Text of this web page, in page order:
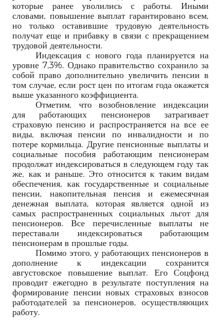
которые ранее уволились с работы. Иными
словами, повышение выплат гарантировано всем,
но только оставившие трудовую деятельность
получат еще и прибавку в связи с прекращением
трудовой деятельности.
Индексация с нового года планируется на
уровне 7,3%. Однако правительство сохранило за
собой право дополнительно увеличить пенсии в
том случае, если рост цен по итогам года окажется
выше указанного коэффициента.
Отметим, что возобновление индексации
для работающих пенсионеров затрагивает
страховую пенсию и распространяется на все ее
виды, включая пенсии по инвалидности и по
потере кормильца. Другие пенсионные выплаты и
социальные пособия работающим пенсионерам
продолжат индексироваться в следующем году так
же, как и раньше. Это относится к таким видам
обеспечения, как государственные и социальные
пенсии, накопительная пенсия и ежемесячная
денежная выплата, которая является одной из
самых распространенных социальных льгот для
пенсионеров. Все перечисленные выплаты не
переставали индексироваться работающим
пенсионерам в прошлые годы.
Помимо этого, у работающих пенсионеров в
дополнение к индексации сохранится
августовское повышение выплат. Его Соцфонд
проводит ежегодно в результате поступления на
формирование пенсии новых страховых взносов
работодателей за пенсионеров, осуществляющих
работу.